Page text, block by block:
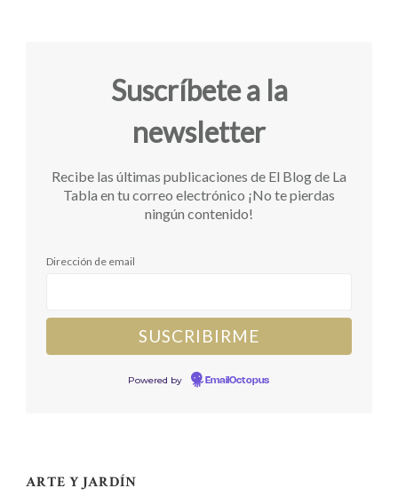
Suscríbete a la
newsletter
Recibe las últimas publicaciones de El Blog de La
Tabla en tu correo electrónico ¡No te pierdas
ningún contenido!
Dirección de email
Powered by EmailOctopus
ARTE Y JARDÍN